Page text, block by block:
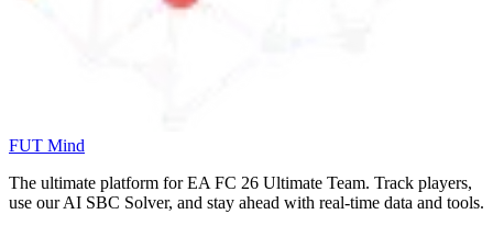
FUT Mind
The ultimate platform for EA FC 26 Ultimate Team. Track players,
use our AI SBC Solver, and stay ahead with real-time data and tools.